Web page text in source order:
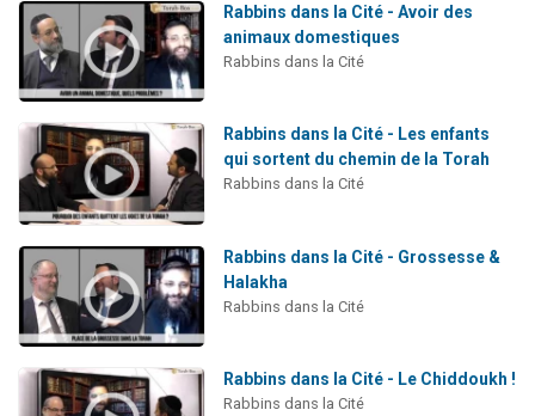
Rabbins dans la Cité - Avoir des
animaux domestiques
Rabbins dans la Cité
Rabbins dans la Cité - Les enfants
qui sortent du chemin de la Torah
Rabbins dans la Cité
Rabbins dans la Cité - Grossesse &
Halakha
Rabbins dans la Cité
Rabbins dans la Cité - Le Chiddoukh !
Rabbins dans la Cité